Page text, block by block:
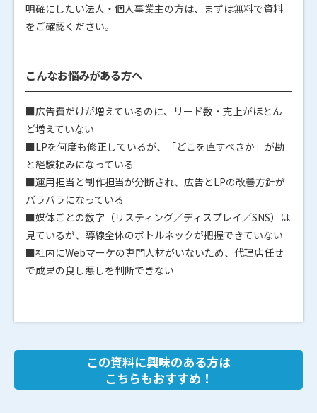
明確にしたい法人・個人事業主の方は、まずは無料で資料
をご確認ください。
こんなお悩みがある方へ
■広告費だけが増えているのに、リード数・売上がほとん
ど増えていない
■LPを何度も修正しているが、「どこを直すべきか」が勘
と経験頼みになっている
■運用担当と制作担当が分断され、広告とLPの改善方針が
バラバラになっている
■媒体ごとの数字（リスティング／ディスプレイ／SNS）は
見ているが、導線全体のボトルネックが把握できていない
■社内にWebマーケの専門人材がいないため、代理店任せ
で成果の良し悪しを判断できない
この資料に興味のある方は
こちらもおすすめ！